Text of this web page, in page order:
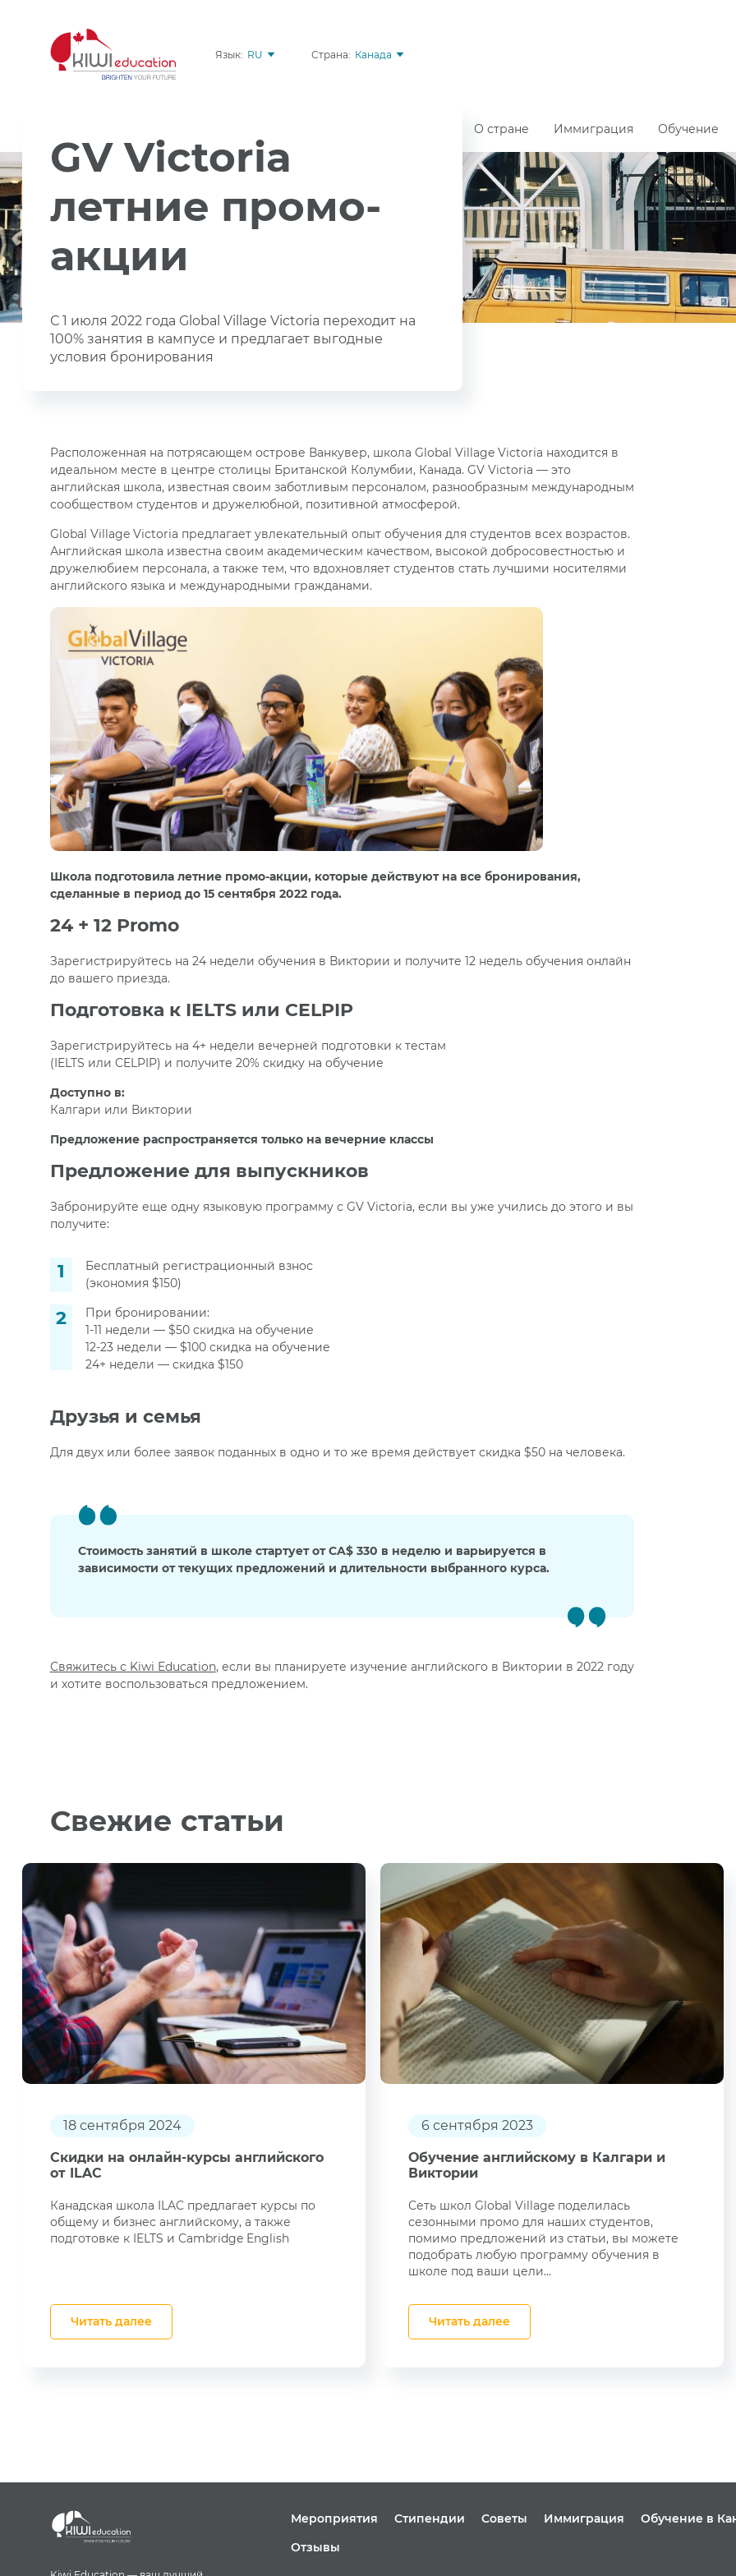
Язык: RU Страна: Канада
GV Victoria
летние промо-
акции
С 1 июля 2022 года Global Village Victoria переходит на
100% занятия в кампусе и предлагает выгодные
условия бронирования
О стране Иммиграция Обучение
Расположенная на потрясающем острове Ванкувер, школа Global Village Victoria находится в
идеальном месте в центре столицы Британской Колумбии, Канада. GV Victoria —это
английская школа, известная своим заботливым персоналом, разнообразным международным
сообществом студентов и дружелюбной, позитивной атмосферой.
Global Village Victoria предлагает увлекательный опыт обучения для студентов всех возрастов.
Английская школа известна своим академическим качеством, высокой добросовестностью и
дружелюбием персонала, а также тем, что вдохновляет студентов стать лучшими носителями
английского языка и международными гражданами.
Школа подготовила летние промо-акции, которые действуют на все бронирования,
сделанные в период до 15 сентября 2022 года.
24 + 12 Promo
Зарегистрируйтесь на 24 недели обучения в Виктории и получите 12 недель обучения онлайн
до вашего приезда.
Подготовка к IELTS или CELPIP
Зарегистрируйтесь на 4+ недели вечерней подготовки к тестам
(IELTS или CELPIP) и получите 20% скидку на обучение
Доступно в:
Калгари или Виктории
Предложение распространяется только на вечерние классы
Предложение для выпускников
Забронируйте еще одну языковую программу с GV Victoria, если вы уже учились до этого и вы
получите:
Бесплатный регистрационный взнос
(экономия $150)
При бронировании:
1-11 недели — $50 скидка на обучение
12-23 недели —$100 скидка на обучение
24+ недели — скидка $150
Друзья и семья
Для двух или более заявок поданных в одно и то же время действует скидка $50 на человека.
Стоимость занятий в школе стартует от CA$ 330 в неделю и варьируется в
зависимости от текущих предложений и длительности выбранного курса.
Свяжитесь с Kiwi Education, если вы планируете изучение английского в Виктории в 2022 году
и хотите воспользоваться предложением.
Свежие статьи
18 сентября 2024
Скидки на онлайн-курсы английского
от ILAC
Канадская школа ILAC предлагает курсы по
общему и бизнес английскому, а также
подготовке к IELTS и Cambridge English
Читать далее
6 сентября 2023
Обучение английскому в Калгари и
Виктории
Сеть школ Global Village поделилась
сезонными промо для наших студентов,
помимо предложений из статьи, вы можете
подобрать любую программу обучения в
школе под ваши цели...
Читать далее
Мероприятия Стипендии Советы Иммиграция
Обучение в
Отзывы